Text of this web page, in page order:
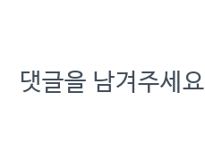
댓글을 남겨주세요